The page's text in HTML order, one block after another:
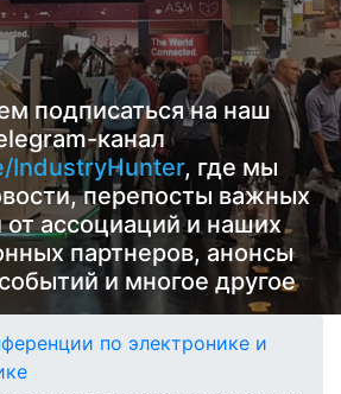
подписаться на наш
канал
IndustryHunter, где мы
перепосты важных
ассоциаций и наших
партнеров, анонсы
и многое другое
по электронике и